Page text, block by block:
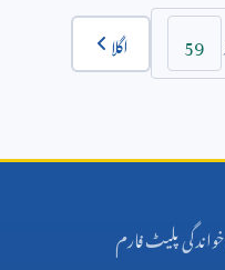
59 اگلا
پلیٹ فارم